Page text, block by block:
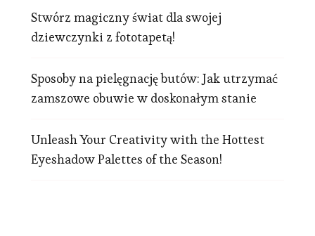
Stwórz magiczny świat dla swojej
dziewczynki z fototapetą!
Sposoby na pielęgnację butów: Jak utrzymać
zamszowe obuwie w doskonałym stanie
Unleash Your Creativity with the Hottest
Eyeshadow Palettes of the Season!